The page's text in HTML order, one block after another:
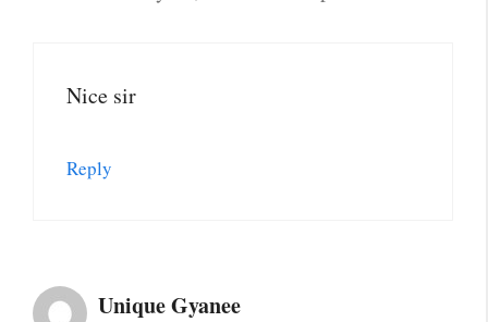
Nice sir
Reply
Unique Gyanee